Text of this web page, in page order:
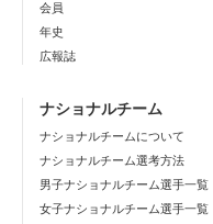
会員
年史
広報誌
ナショナルチーム
ナショナルチームについて
ナショナルチーム選考方法
男子ナショナルチーム選手一覧
女子ナショナルチーム選手一覧